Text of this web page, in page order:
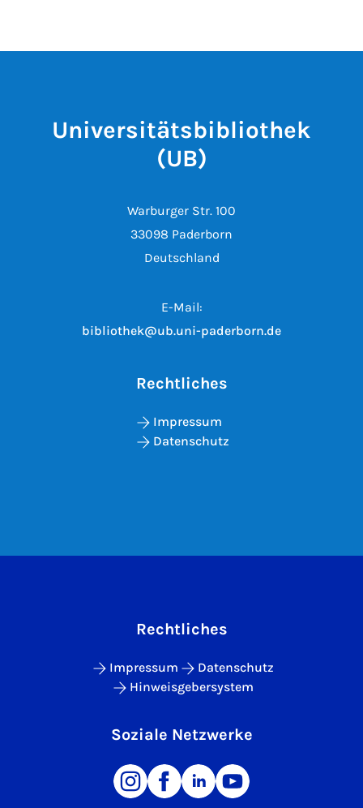
Universitätsbibliothek
(UB)
Warburger Str. 100
33098 Paderborn
Deutschland
E-Mail:
bibliothek@ub.uni-paderborn.de
Rechtliches
Impressum
Datenschutz
Rechtliches
Impressum
Datenschutz
Hinweisgebersystem
Soziale Netzwerke